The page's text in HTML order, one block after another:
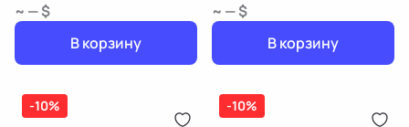
~ — $
В корзину
~ — $
В корзину
-10% -10%